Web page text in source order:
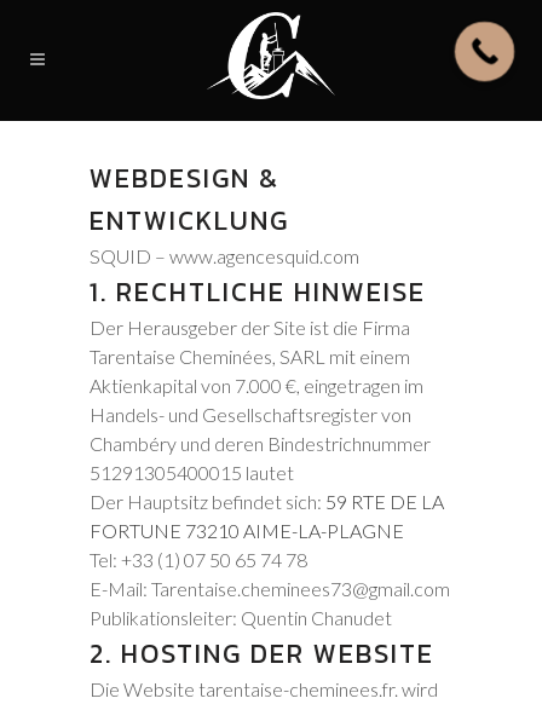
WEBDESIGN &
ENTWICKLUNG
SQUID – www.agencesquid.com
1. RECHTLICHE HINWEISE
Der Herausgeber der Site ist die Firma
Tarentaise Cheminées, SARL mit einem
Aktienkapital von 7.000 €, eingetragen im
Handels- und Gesellschaftsregister von
Chambéry und deren Bindestrichnummer
51291305400015 lautet
Der Hauptsitz befindet sich: 59 RTE DE LA
FORTUNE 73210 AIME-LA-PLAGNE
Tel: +33 (1) 07 50 65 74 78
E-Mail: Tarentaise.cheminees73@gmail.com
Publikationsleiter: Quentin Chanudet
2. HOSTING DER WEBSITE
Die Website tarentaise-cheminees.fr. wird